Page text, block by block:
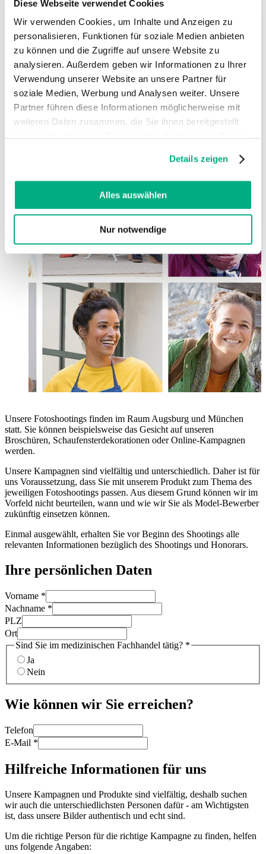
Diese Webseite verwendet Cookies
Wir verwenden Cookies, um Inhalte und Anzeigen zu
personalisieren, Funktionen für soziale Medien anbieten
zu können und die Zugriffe auf unsere Website zu
analysieren. Außerdem geben wir Informationen zu Ihrer
Verwendung unserer Website an unsere Partner für
soziale Medien, Werbung und Analysen weiter. Unsere
Partner führen diese Informationen möglicherweise mit
weiteren Daten zusammen, die Sie ihnen bereitgestellt
Cookies, wenn Sie unsere Webseite weiterhin nutzen.
Weitere Informationen finden Sie in
DatenschutzerklärungundImpressum
Details zeigen
Alles auswählen
Nur notwendige
Weiterlesen
Unsere Fotoshootings finden im Raum Augsburg und München
statt. Sie können beispielsweise das Gesicht auf unseren
Broschüren, Schaufensterdekorationen oder Online-Kampagnen
werden.
Unsere Kampagnen sind vielfältig und unterschiedlich. Daher ist für
uns Voraussetzung, dass Sie mit unserem Produkt zum Thema des
jeweiligen Fotoshootings passen. Aus diesem Grund können wir im
Vorfeld nicht beurteilen, wann und wie wir Sie als Model-Bewerber
zukünftig einsetzen können.
Einmal ausgewählt, erhalten Sie vor Beginn des Shootings alle
relevanten Informationen bezüglich des Shootings und Honorars.
Ihre persönlichen Daten
Vorname *
Nachname *
PLZ
Ort
Sind Sie im medizinischen Fachhandel tätig? *
Ja
Nein
Wie können wir Sie erreichen?
Telefon
E-Mail *
Hilfreiche Informationen für uns
Unsere Kampagnen und Produkte sind vielfältig, deshalb suchen
wir auch die unterschiedlichsten Personen dafür - am Wichtigsten
ist, dass unsere Bilder authentisch und echt sind.
Um die richtige Person für die richtige Kampagne zu finden, helfen
uns folgende Angaben: